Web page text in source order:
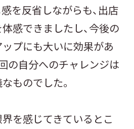
を反省しながらも、出店
感できましたし、今後の
プにも大いに効果があ
の自分へのチャレンジは
ものでした。
を感じてきているとこ